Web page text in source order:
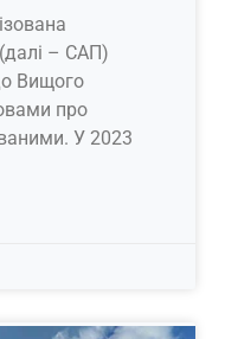
– САП)
Вищого
про
У 2023